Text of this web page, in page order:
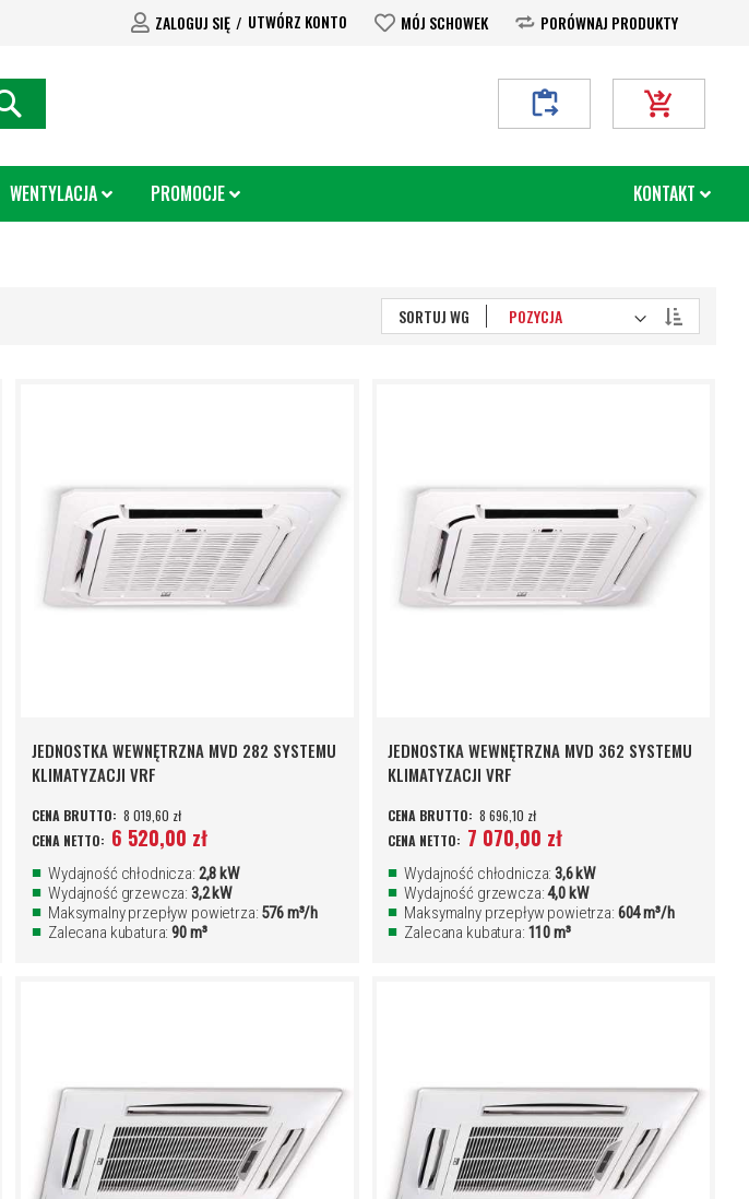
PORÓWNAJ PRODUKTY
MÓJ SCHOWEK
UTWÓRZ KONTO
ZALOGUJ SIĘ
Mój koszyk
Moje Zapytanie
WENTYLACJA PROMOCJE KONTAKT
SORTUJ WG
kierunek
JEDNOSTKA WEWNĘTRZNA MVD 282 SYSTEMU
KLIMATYZACJI VRF
8 019,60 zł
6 520,00 zł
Wydajność chłodnicza: 2,8 kW
Wydajność grzewcza:3,2 kW
Maksymalny przepływ powietrza: 576 m³/h
Zalecana kubatura:90 m³
JEDNOSTKA WEWNĘTRZNA MVD 362 SYSTEMU
KLIMATYZACJI VRF
8 696,10 zł
7 070,00 zł
Wydajność chłodnicza:3,6 kW
Wydajność grzewcza:4,0 kW
Maksymalny przepływ powietrza: 604 m³/h
Zalecana kubatura: 110 m³